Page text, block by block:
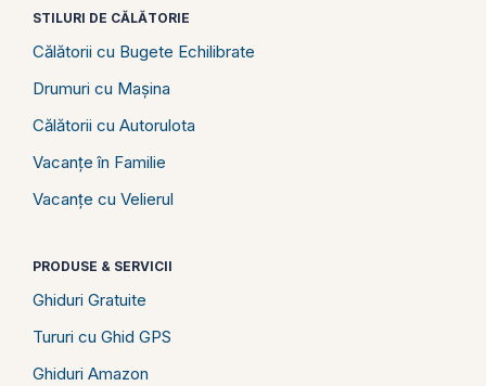
STILURI DE CĂLĂTORIE
Călătorii cu Bugete Echilibrate
Drumuri cu Mașina
Călătorii cu Autorulota
Vacanțe în Familie
Vacanțe cu Velierul
PRODUSE & SERVICII
Ghiduri Gratuite
Tururi cu Ghid GPS
Ghiduri Amazon